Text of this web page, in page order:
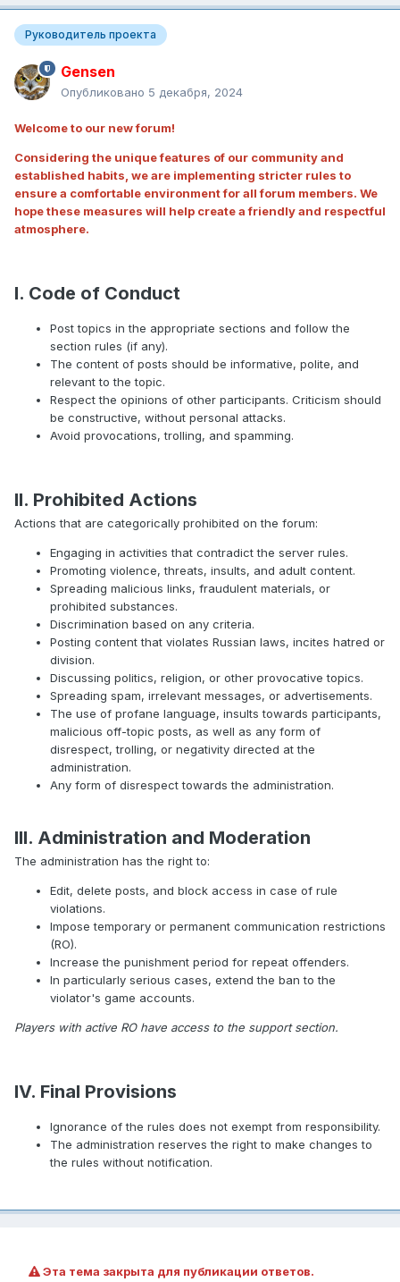
Руководитель проекта
Gensen
Опубликовано 5 декабря, 2024
Welcome to our new forum!
Considering the unique features of our community and
established habits, we are implementing stricter rules to
ensure a comfortable environment for all forum members. We
hope these measures will help create a friendly and respectful
atmosphere.
I. Code of Conduct
Post topics in the appropriate sections and follow the
section rules (if any).
The content of posts should be informative, polite, and
relevant to the topic.
Respect the opinions of other participants. Criticism should
be constructive, without personal attacks.
Avoid provocations, trolling, and spamming.
II. Prohibited Actions
Actions that are categorically prohibited on the forum:
Engaging in activities that contradict the server rules.
Promoting violence, threats, insults, and adult content.
Spreading malicious links, fraudulent materials, or
prohibited substances.
Discrimination based on any criteria.
Posting content that violates Russian laws, incites hatred or
division.
Discussing politics, religion, or other provocative topics.
Spreading spam, irrelevant messages, or advertisements.
The use of profane language, insults towards participants,
malicious off-topic posts, as well as any form of
disrespect, trolling, or negativity directed at the
administration.
Any form of disrespect towards the administration.
III. Administration and Moderation
The administration has the right to:
Edit, delete posts, and block access in case of rule
violations.
Impose temporary or permanent communication restrictions
(RO).
Increase the punishment period for repeat offenders.
In particularly serious cases, extend the ban to the
violator's game accounts.
Players with active RO have access to the support section.
IV. Final Provisions
Ignorance of the rules does not exempt from responsibility.
The administration reserves the right to make changes to
the rules without notification.
Эта тема закрыта для публикации ответов.